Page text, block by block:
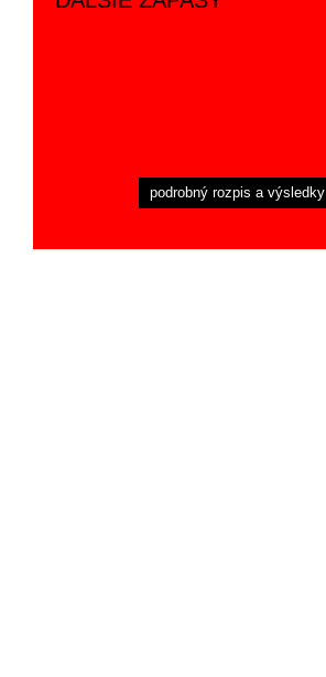
podrobný rozpis a výsledky